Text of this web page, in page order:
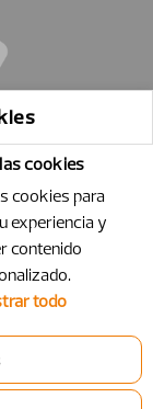
cookies
cookies para
experiencia y
contenido
todo